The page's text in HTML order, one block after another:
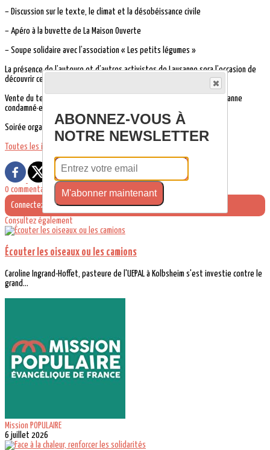
– Discussion sur le texte, le climat et la désobéissance civile
– Apéro à la buvette de La Maison Ouverte
– Soupe solidaire avec l’association « Les petits légumes »
La présence de l’auteure et d’autres activistes de Lausanne sera l’occasion de
découvrir ce qui se passe dans d’autres pays.
Vente du texte de la pièce et bouffe au profit des activistes de Lausanne
condamné·e·s en 2022.
Soirée organisée avec XR Montreuil
Toutes les infos.
0 commentaire(s)
Connectez-vous pour laisser un commentaire
Consultez également
Écouter les oiseaux ou les camions
Caroline Ingrand-Hoffet, pasteure de l'UEPAL à Kolbsheim s'est investie contre le
grand...
Mission POPULAIRE
6 juillet 2026
ABONNEZ-VOUS À
NOTRE NEWSLETTER
M'abonner maintenant